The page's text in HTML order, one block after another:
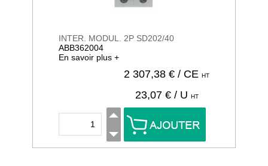
INTER. MODUL. 2P SD202/40
ABB362004
En savoir plus +
2 307,38 € / CE HT
23,07 € / U HT